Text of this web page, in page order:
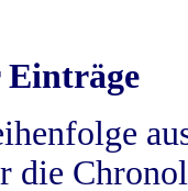
Einträge
die